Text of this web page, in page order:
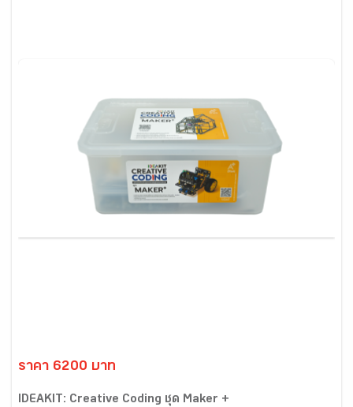
ราคา 6200 บาท
IDEAKIT: Creative Coding ชุด Maker +